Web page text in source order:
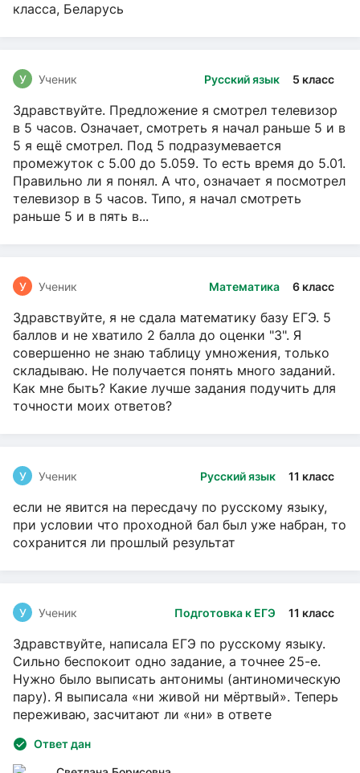
класса, Беларусь
Русский язык 5 класс
У Ученик
Здравствуйте. Предложение я смотрел телевизор
в 5 часов. Означает, смотреть я начал раньше 5 и в
5 я ещё смотрел. Под 5 подразумевается
промежуток с 5.00 до 5.059. То есть время до 5.01.
Правильно ли я понял. А что, означает я посмотрел
телевизор в 5 часов. Типо, я начал смотреть
раньше 5 и в пять в...
Математика 6 класс
У Ученик
Здравствуйте, я не сдала математику базу ЕГЭ. 5
баллов и не хватило 2 балла до оценки "3". Я
совершенно не знаю таблицу умножения, только
складываю. Не получается понять много заданий.
Как мне быть? Какие лучше задания подучить для
точности моих ответов?
Русский язык 11 класс
У Ученик
если не явится на пересдачу по русскому языку,
при условии что проходной бал был уже набран, то
сохранится ли прошлый результат
Подготовка к ЕГЭ 11 класс
У Ученик
Здравствуйте, написала ЕГЭ по русскому языку.
Сильно беспокоит одно задание, а точнее 25-е.
Нужно было выписать антонимы (антиномическую
пару). Я выписала «ни живой ни мёртвый». Теперь
переживаю, засчитают ли «ни» в ответе
Ответ дан